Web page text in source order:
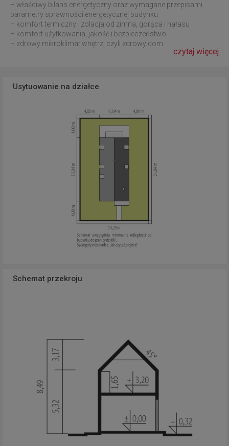
– właściwy bilans energetyczny oraz wymagane przepisami
parametry sprawności energetycznej budynku
– komfort termiczny: izolacja od zimna, gorąca i hałasu
– komfort użytkowania, jakość i bezpieczeństwo
– zdrowy mikroklimat wnętrz, czyli zdrowy dom
czytaj więcej
Usytuowanie na działce
Schemat przekroju